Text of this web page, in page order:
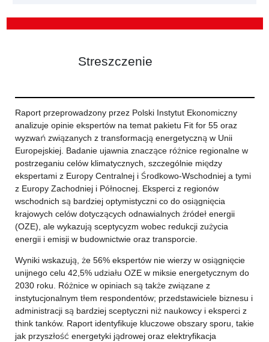
Streszczenie
Raport przeprowadzony przez Polski Instytut Ekonomiczny
analizuje opinie ekspertów na temat pakietu Fit for 55 oraz
wyzwań związanych z transformacją energetyczną w Unii
Europejskiej. Badanie ujawnia znaczące różnice regionalne w
postrzeganiu celów klimatycznych, szczególnie między
ekspertami z Europy Centralnej i Środkowo-Wschodniej a tymi
z Europy Zachodniej i Północnej. Eksperci z regionów
wschodnich są bardziej optymistyczni co do osiągnięcia
krajowych celów dotyczących odnawialnych źródeł energii
(OZE), ale wykazują sceptycyzm wobec redukcji zużycia
energii i emisji w budownictwie oraz transporcie.
Wyniki wskazują, że 56% ekspertów nie wierzy w osiągnięcie
unijnego celu 42,5% udziału OZE w miksie energetycznym do
2030 roku. Różnice w opiniach są także związane z
instytucjonalnym tłem respondentów; przedstawiciele biznesu i
administracji są bardziej sceptyczni niż naukowcy i eksperci z
think tanków. Raport identyfikuje kluczowe obszary sporu, takie
jak przyszłość energetyki jądrowej oraz elektryfikacja